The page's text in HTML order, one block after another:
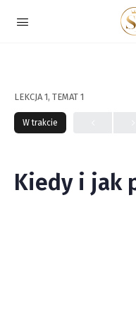
LEKCJA 1, TEMAT 1
W trakcie
Kiedy i jak